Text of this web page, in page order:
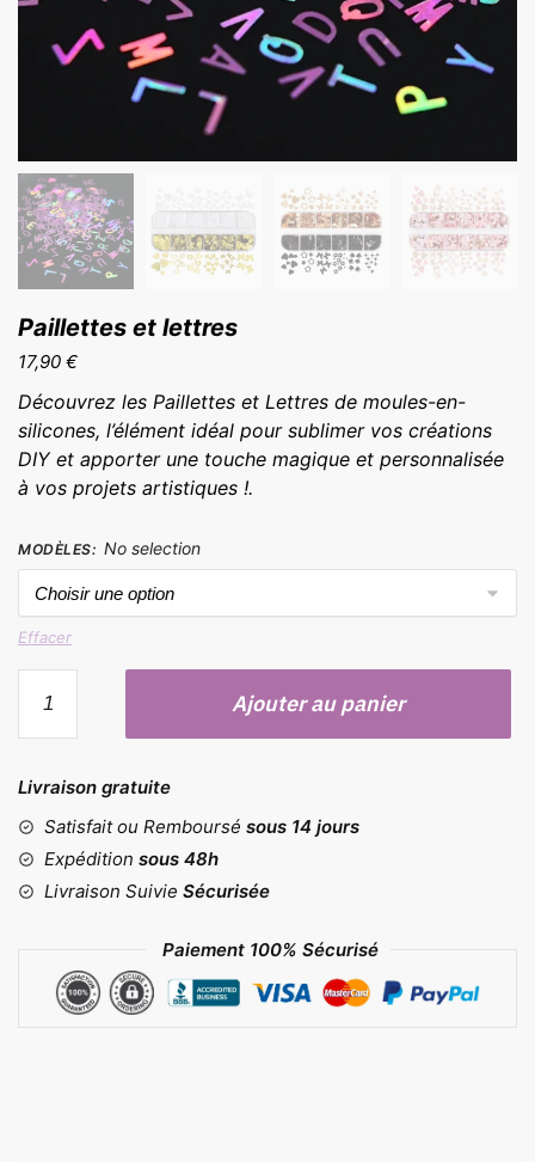
Paillettes et lettres
17,90 €
Découvrez les Paillettes et Lettres de moules-en-
silicones, l’élément idéal pour sublimer vos créations
DIY et apporter une touche magique et personnalisée
à vos projets artistiques !.
MODÈLES: No selection
Effacer
Paillettes
lettres
Ajouter au panier
Livraison gratuite
Satisfait ou Remboursé sous 14 jours
Expédition sous 48h
Livraison Suivie Sécurisée
Paiement 100% Sécurisé